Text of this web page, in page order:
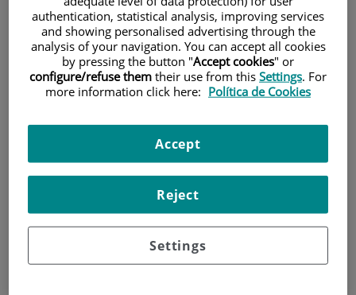
Teaching
Teléfono de atención al usuario
900 301 013
authentication, statistical analysis, improving services
and showing personalised advertising through the
analysis of your navigation. You can accept all cookies
by pressing the button "Accept cookies" or
configure/refuse them their use from this Settings. For
more information click here: Política de Cookies
Settings
Reject
Accept